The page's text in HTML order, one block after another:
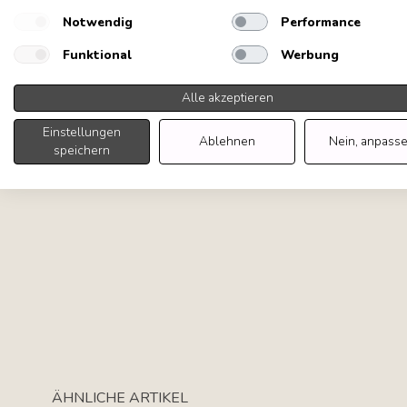
ÄHNLICHE ARTIKEL
Notwendig
Performance
Funktional
Werbung
Alle akzeptieren
Einstellungen
speichern
Ablehnen Nein,